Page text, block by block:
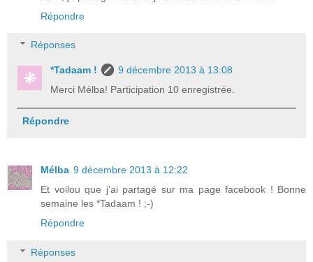
Répondre
Réponses
*Tadaam !
9 décembre 2013 à 13:08
Merci Mélba! Participation 10 enregistrée.
Répondre
Mélba 9 décembre 2013 à 12:22
Et voilou que j'ai partagé sur ma page facebook ! Bonne
semaine les *Tadaam ! ;-)
Répondre
Réponses